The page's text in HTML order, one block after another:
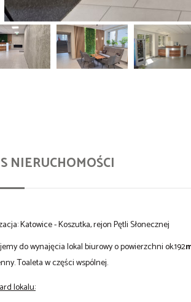
NIERUCHOMOŚCI
Katowice - Koszutka, rejon Pętli Słonecznej
do wynajęcia lokal biurowy o powierzchni ok.192
Toaleta w części wspólnej.
lokalu: